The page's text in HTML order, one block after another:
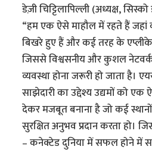
डेज़ी चिट्टिलापिल्ली (अध्यक्ष,
“हम एक ऐसे माहौल में रहते हैं
बिखरे हुए हैं और कई तरह के
जिससे विश्वसनीय और कुशल नेटवर्क
व्यवस्था होना जरूरी हो जाता है।
साझेदारी का उद्देश्य उद्यमों को एक
देकर मजबूत बनाना है जो कई
सुरक्षित अनुभव प्रदान करता हो।
– कनेक्टेड दुनिया में सफल होने में